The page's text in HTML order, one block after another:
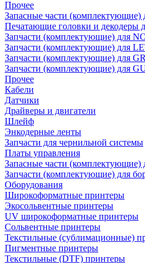
Прочее
Запасные части
Печатающие головки и декодеры
Запчасти (комплектующие) для
Запчасти (комплектующие) для
Запчасти (комплектующие) для
Запчасти (комплектующие) для
Прочее
Кабели
Датчики
Драйверы и двигатели
Шлейф
Энкодерные ленты
Запчасти для чернильной системы
Платы управления
Запасные части (комплектующие)
Запчасти (комплектующие) для
Оборудования
Широкоформатные принтеры
Экосольвентные принтеры
UV широкоформатные принтеры
Сольвентные принтеры
Текстильные (сублимационные)
Пигментные принтеры
Текстильные (DTF) принтеры